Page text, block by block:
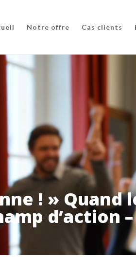
Notre offre Cas clients
! » Quand
d’action